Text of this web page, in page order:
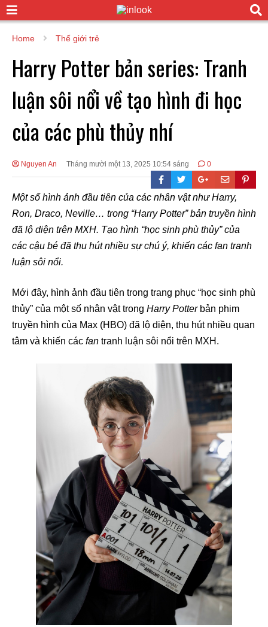
Home Thế giới trẻ
Harry Potter bản series: Tranh
luận sôi nổi về tạo hình đi học
của các phù thủy nhí
Nguyen An Tháng mười một 13, 2025 10:54 sáng 0
Một số hình ảnh đầu tiên của các nhân vật như Harry,
Ron, Draco, Neville… trong “Harry Potter” bản truyền hình
đã lộ diện trên MXH. Tạo hình “học sinh phù thủy” của
các cậu bé đã thu hút nhiều sự chú ý, khiến các fan tranh
luận sôi nổi.
Mới đây, hình ảnh đầu tiên trong trang phục “học sinh phù
thủy” của một số nhân vật trong Harry Potter bản phim
truyền hình của Max (HBO) đã lộ diện, thu hút nhiều quan
tâm và khiến các fan tranh luận sôi nổi trên MXH.